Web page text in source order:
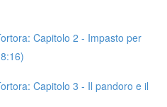
Capitolo 2 - Impasto per
Capitolo 3 - Il pandoro e il